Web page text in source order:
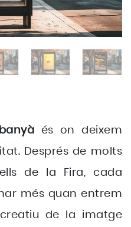
és on deixem
Després de molts
de la Fira, cada
més quan entrem
de la imatge